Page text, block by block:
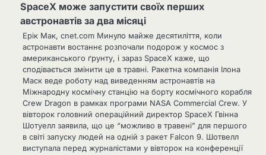
SpaceX може запустити своїх перших
австронавтів за два місяці
Ерік Мак, cnet.com Минуло майже десятиліття, коли
астронавти востаннє розпочали подорож у космос з
американського ґрунту, і зараз SpaceX каже, що
сподівається змінити це в травні. Ракетна компанія Ілона
Маск веде роботу над виведенням астронавтів на
Міжнародну космічну станцію на борту космічного корабля
Crew Dragon в рамках програми NASA Commercial Crew. У
вівторок головний операційний директор SpaceX Гвінна
Шотуелл заявила, що це “можливо в травені” для першого
в світі запуску людей на одній з ракет Falcon 9. Шотвелл
виступала перед журналістами у вівторок на конференції